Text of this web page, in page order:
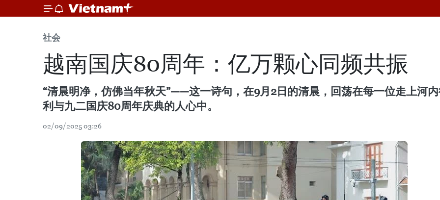
社会
越南国庆80周年：亿万颗心同频共振
“清晨明净，仿佛当年秋天”——这一诗句，在9月2日的清晨，回荡在每一位走上河
利与九二国庆80周年庆典的人心中。
02/09/2025 03:26